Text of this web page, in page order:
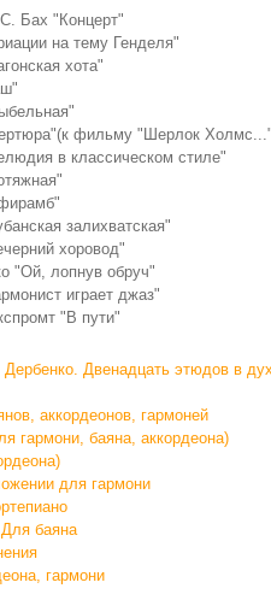
Бах "Концерт"
на тему Генделя"
хота"
фильму "Шерлок
в классическом стиле"
залихватская"
хоровод"
"Ой, лопнув обруч"
играет джаз"
"В пути"
Дербенко. Двенадцать этюдов в
аккордеонов, гармоней
гармони, баяна, аккордеона)
для гармони
баяна
гармони